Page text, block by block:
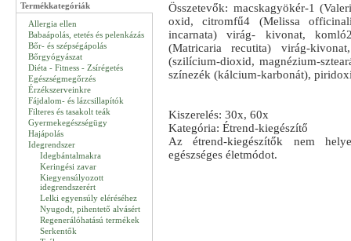
Termékkategóriák
Allergia ellen
Babaápolás, etetés és pelenkázás
Bőr- és szépségápolás
Bőrgyógyászat
Diéta - Fitness - Zsírégetés
Egészségmegőrzés
Érzékszerveinkre
Fájdalom- és lázcsillapítók
Filteres és tasakolt teák
Gyermekegészségügy
Hajápolás
Idegrendszer
Idegbántalmakra
Keringési zavar
Kiegyensúlyozott
idegrendszerért
Lelki egyensúly eléréséhez
Nyugodt, pihentető alvásért
Regenerálóhatású termékek
Serkentők
Összetevők: macskagyökér-1
oxid, citromfű4 (Melissa
incarnata) virág- kivonat,
(Matricaria recutita) virág-
(szilícium-dioxid, magnézium-
színezék (kálcium-karbonát),
Kiszerelés: 30x, 60x
Kategória: Étrend-kiegészítő
Az étrend-kiegészítők nem
egészséges életmódot.